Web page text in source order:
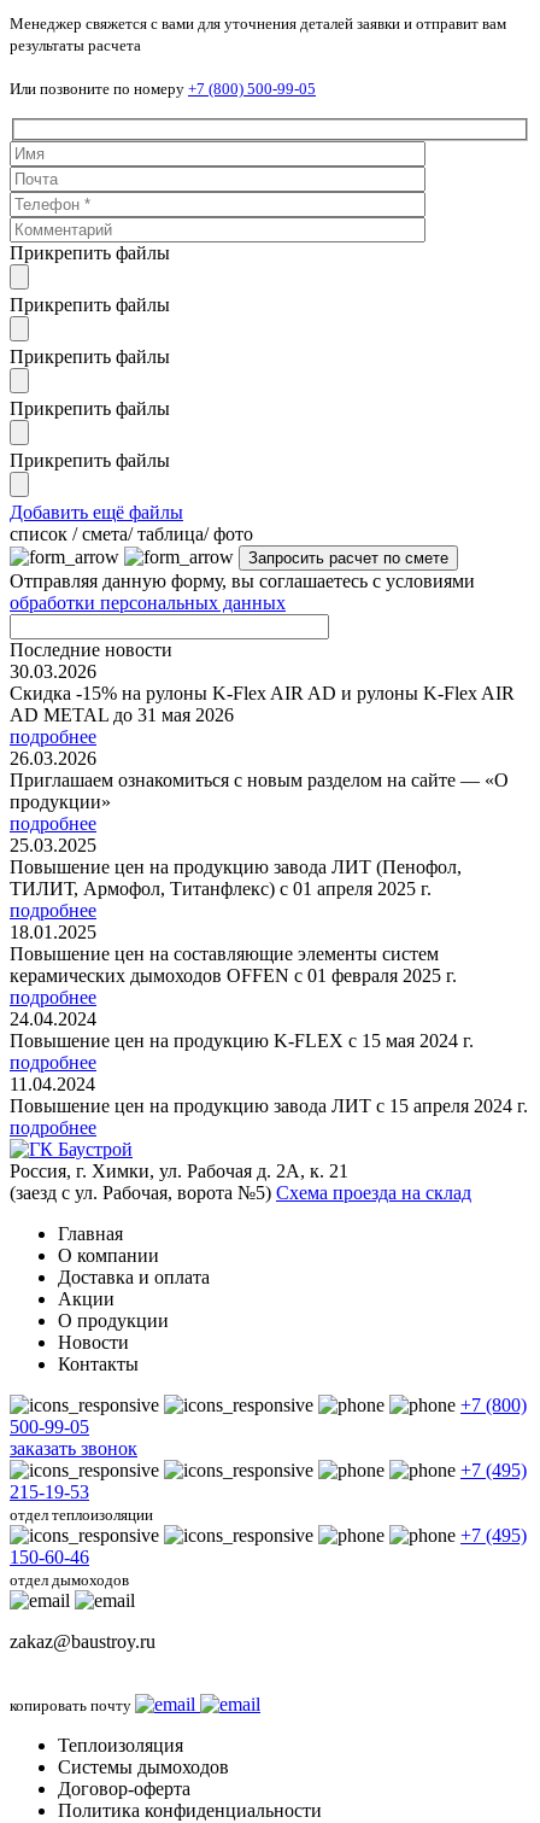
Менеджер свяжется с вами для уточнения деталей заявки и отправит вам
результаты расчета
Или позвоните по номеру +7 (800) 500-99-05
Прикрепить файлы
Прикрепить файлы
Прикрепить файлы
Прикрепить файлы
Прикрепить файлы
Добавить ещё файлы
cписок / смета/ таблица/ фото
Отправляя данную форму, вы соглашаетесь с условиями
обработки персональных данных
Последние новости
30.03.2026
Скидка -15% на рулоны K-Flex AIR AD и рулоны K-Flex AIR
AD METAL до 31 мая 2026
подробнее
26.03.2026
Приглашаем ознакомиться с новым разделом на сайте — «О
продукции»
подробнее
25.03.2025
Повышение цен на продукцию завода ЛИТ (Пенофол,
ТИЛИТ, Армофол, Титанфлекс) с 01 апреля 2025 г.
подробнее
18.01.2025
Повышение цен на составляющие элементы систем
керамических дымоходов OFFEN с 01 февраля 2025 г.
подробнее
24.04.2024
Повышение цен на продукцию K-FLEX с 15 мая 2024 г.
подробнее
11.04.2024
Повышение цен на продукцию завода ЛИТ с 15 апреля 2024 г.
подробнее
Россия, г. Химки, ул. Рабочая д. 2А, к. 21
(заезд с ул. Рабочая, ворота №5) Схема проезда на склад
Главная
О компании
Доставка и оплата
Акции
О продукции
Новости
Контакты
+7 (800)
500-99-05
заказать звонок
+7 (495)
215-19-53
отдел теплоизоляции
+7 (495)
150-60-46
отдел дымоходов
zakaz@baustroy.ru
копировать почту
Теплоизоляция
Системы дымоходов
Договор-оферта
Политика конфиденциальности